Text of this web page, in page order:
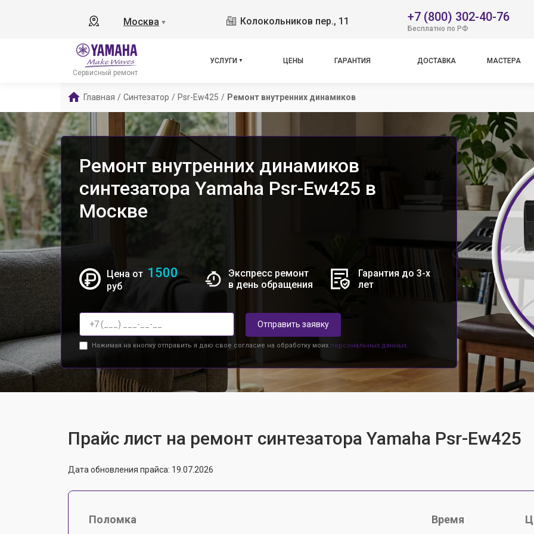
Москва ▼ Колокольников пер., 11 +7 (800) 302-40-76
Бесплатно по РФ
Сервисный ремонт
УСЛУГИ ЦЕНЫ ГАРАНТИЯ ДОСТАВКА МАСТЕРА
Главная / Синтезатор / Psr-Ew425 / Ремонт внутренних динамиков
Ремонт внутренних динамиков
синтезатора Yamaha Psr-Ew425 в
Москве
Цена от 1500
руб
Экспресс ремонт
в день обращения
Гарантия до 3-х
лет
Отправить заявку
Нажимая на кнопку отправить я даю свое согласие на обработку моих персональных данных.
Прайс лист на ремонт синтезатора Yamaha Psr-Ew425
Дата обновления прайса: 19.07.2026
Поломка Время